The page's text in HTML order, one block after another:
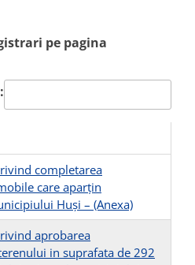
pe pagina
completarea
care aparțin
Huși – (Anexa)
aprobarea
in suprafata de 292